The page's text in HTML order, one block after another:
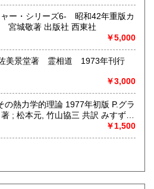
ー・シリーズ6- 昭和42年重版カ
バー 空手道剛柔流宗家 宮城敬著 出版社 西東社
￥5,000
美景堂著 霊相道 1973年刊行
￥3,000
の熱力学的理論 1977年初版 P.グラ
; 松本元, 竹山協三 共訳 みすず書
はもとより非線形性や不安定性を
できないであろうか？ ……新し
の結果として出現する。すなわち
のである。ふつうはゆらぎが生じ
￥1,500